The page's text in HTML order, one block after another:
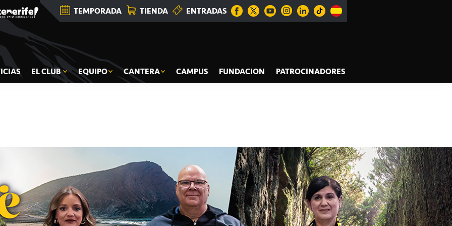
TEMPORADA TIENDA ENTRADAS
EL CLUB EQUIPO CANTERA CAMPUS FUNDACION PATROCINADORES